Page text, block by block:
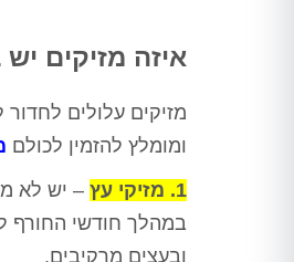
איזה מזיקים
מזיקים עלולים
ומומלץ להזמין לכולם
1. מזיקי עץ
– יש לא
במהלך חודשי החורף
ובעצים מרקיבים.